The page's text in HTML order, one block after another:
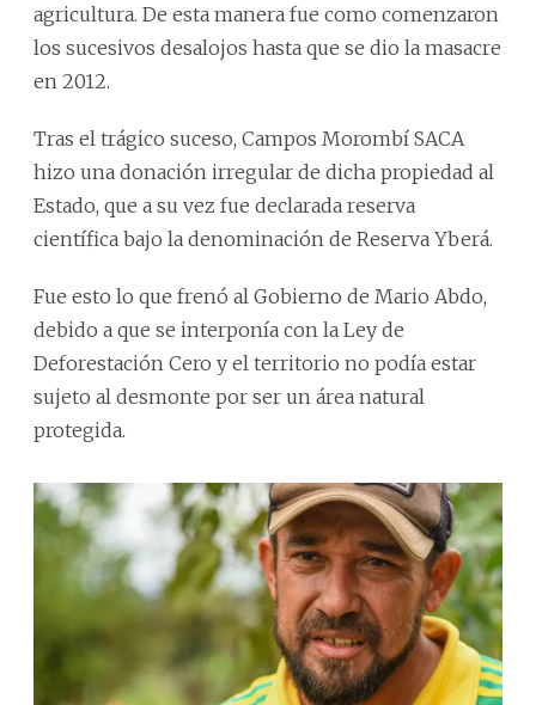
agricultura. De esta manera fue como comenzaron
los sucesivos desalojos hasta que se dio la masacre
en 2012.
Tras el trágico suceso, Campos Morombí SACA
hizo una donación irregular de dicha propiedad al
Estado, que a su vez fue declarada reserva
científica bajo la denominación de Reserva Yberá.
Fue esto lo que frenó al Gobierno de Mario Abdo,
debido a que se interponía con la Ley de
Deforestación Cero y el territorio no podía estar
sujeto al desmonte por ser un área natural
protegida.